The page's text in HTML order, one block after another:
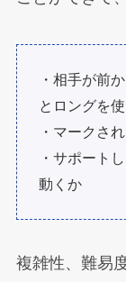
・相手が前
とロングを
・マークさ
・サポート
動くか
複雑性、難易